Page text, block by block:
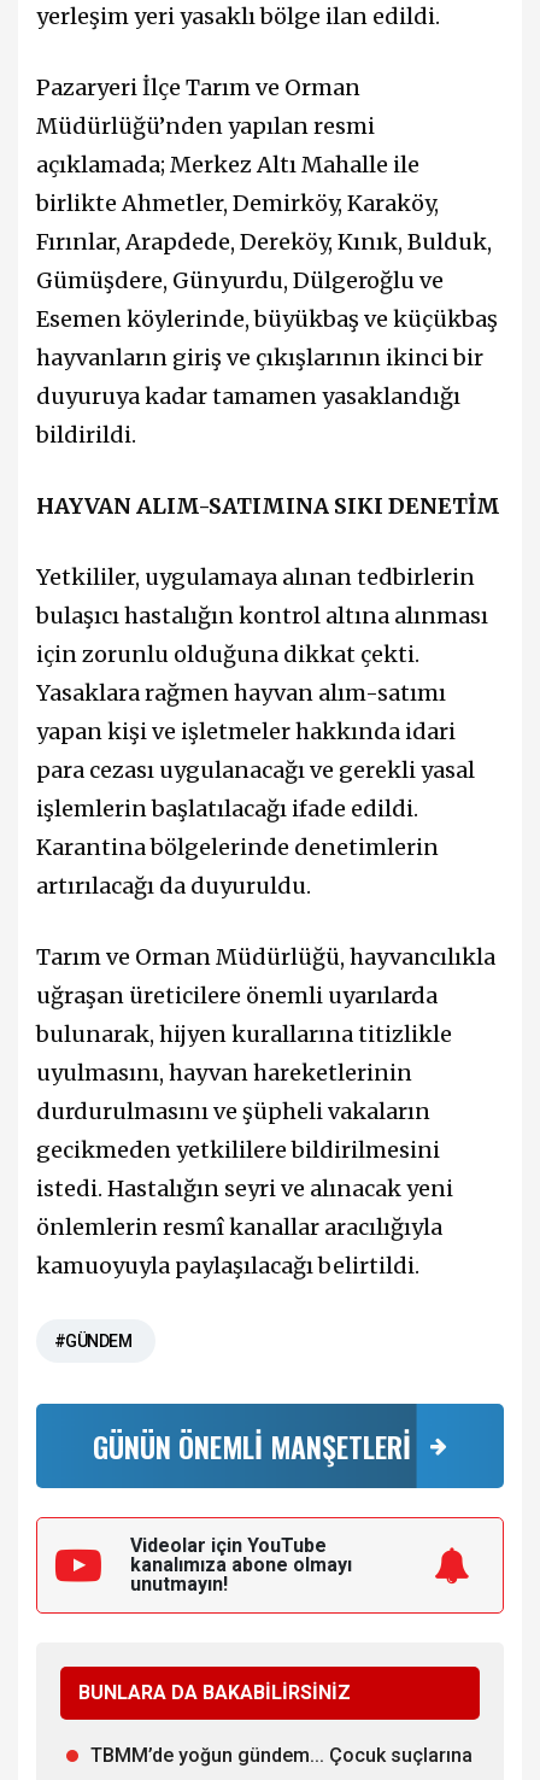
yerleşim yeri yasaklı bölge ilan edildi.
Pazaryeri İlçe Tarım ve Orman
Müdürlüğü’nden yapılan resmi
açıklamada; Merkez Altı Mahalle ile
birlikte Ahmetler, Demirköy, Karaköy,
Fırınlar, Arapdede, Dereköy, Kınık, Bulduk,
Gümüşdere, Günyurdu, Dülgeroğlu ve
Esemen köylerinde, büyükbaş ve küçükbaş
hayvanların giriş ve çıkışlarının ikinci bir
duyuruya kadar tamamen yasaklandığı
bildirildi.
HAYVAN ALIM-SATIMINA SIKI DENETİM
Yetkililer, uygulamaya alınan tedbirlerin
bulaşıcı hastalığın kontrol altına alınması
için zorunlu olduğuna dikkat çekti.
Yasaklara rağmen hayvan alım-satımı
yapan kişi ve işletmeler hakkında idari
para cezası uygulanacağı ve gerekli yasal
işlemlerin başlatılacağı ifade edildi.
Karantina bölgelerinde denetimlerin
artırılacağı da duyuruldu.
Tarım ve Orman Müdürlüğü, hayvancılıkla
uğraşan üreticilere önemli uyarılarda
bulunarak, hijyen kurallarına titizlikle
uyulmasını, hayvan hareketlerinin
durdurulmasını ve şüpheli vakaların
gecikmeden yetkililere bildirilmesini
istedi. Hastalığın seyri ve alınacak yeni
önlemlerin resmî kanallar aracılığıyla
kamuoyuyla paylaşılacağı belirtildi.
#GÜNDEM
GÜNÜN ÖNEMLİ MANŞETLERİ
Videolar için YouTube
kanalımıza abone olmayı
unutmayın!
BUNLARA DA BAKABİLİRSİNİZ
TBMM’de yoğun gündem... Çocuk suçlarına